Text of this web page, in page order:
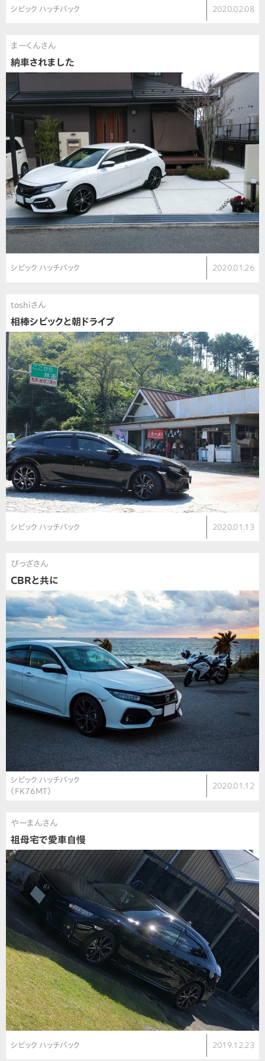
シビック ハッチバック 2020.02.08
まーくんさん
納車されました
シビック ハッチバック 2020.01.26
toshiさん
相棒シビックと朝ドライブ
シビック ハッチバック 2020.01.13
ぴっざさん
CBRと共に
シビック ハッチバック
（FK76MT）
2020.01.12
やーまんさん
祖母宅で愛車自慢
シビック ハッチバック 2019.12.23